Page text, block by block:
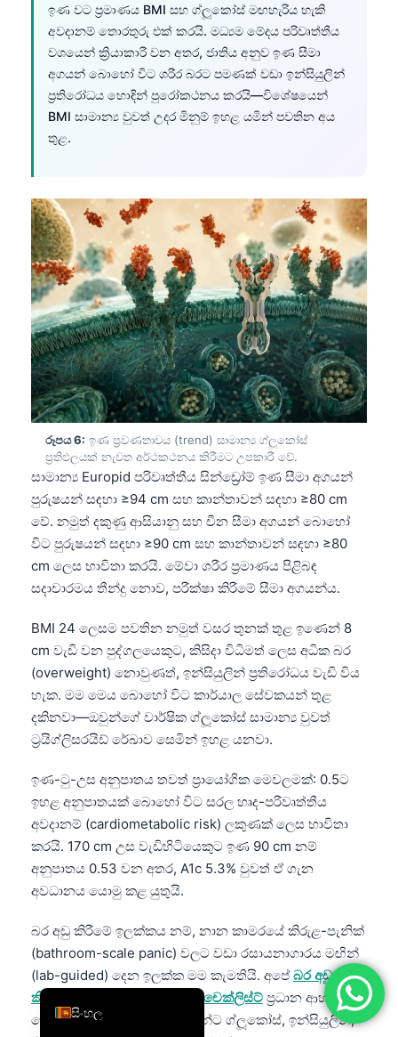
ඉණ වට ප්‍රමාණය BMI සහ ග්ලූකෝස් මඟහැරිය හැකි
අවදානම් තොරතුරු එක් කරයි. මධ්‍යම මේදය පරිවෘත්තීය
වශයෙන් ක්‍රියාකාරී වන අතර, ජාතිය අනුව ඉණ සීමා
අගයන් බොහෝ විට ශරීර බරට පමණක් වඩා ඉන්සියුලින්
ප්‍රතිරෝධය හොඳින් පුරෝකථනය කරයි—විශේෂයෙන්
BMI සාමාන්‍ය වුවත් උදර මිනුම් ඉහළ යමින් පවතින අය
තුළ.
රූපය 6: ඉණ ප්‍රවණතාවය (trend) සාමාන්‍ය ග්ලූකෝස්
ප්‍රතිඵලයක් නැවත අර්ථකථනය කිරීමට උපකාරී වේ.
සාමාන්‍ය Europid පරිවෘත්තීය සින්ඩ්‍රෝම් ඉණ සීමා අගයන්
පුරුෂයන් සඳහා ≥94 cm සහ කාන්තාවන් සඳහා ≥80 cm
වේ. නමුත් දකුණු ආසියානු සහ චීන සීමා අගයන් බොහෝ
විට පුරුෂයන් සඳහා ≥90 cm සහ කාන්තාවන් සඳහා ≥80
cm ලෙස භාවිතා කරයි. මේවා ශරීර ප්‍රමාණය පිළිබඳ
සදාචාරමය තීන්දු නොව, පරීක්ෂා කිරීමේ සීමා අගයන්ය.
BMI 24 ලෙසම පවතින නමුත් වසර තුනක් තුළ ඉණෙන් 8
cm වැඩි වන පුද්ගලයෙකුට, කිසිදා විධිමත් ලෙස අධික බර
(overweight) නොවුණත්, ඉන්සියුලින් ප්‍රතිරෝධය වැඩි විය
හැක. මම මෙය බොහෝ විට කාර්යාල සේවකයන් තුළ
දකිනවා—ඔවුන්ගේ වාර්ෂික ග්ලූකෝස් සාමාන්‍ය වුවත්
ට්‍රයිග්ලිසරයිඩ් රේඛාව සෙමින් ඉහළ යනවා.
ඉණ-ටු-උස අනුපාතය තවත් ප්‍රායෝගික මෙවලමක්: 0.5ට
ඉහළ අනුපාතයක් බොහෝ විට සරල හෘද-පරිවෘත්තීය
අවදානම් (cardiometabolic risk) ලකුණක් ලෙස භාවිතා
කරයි. 170 cm උස වැඩිහිටියෙකුට ඉණ 90 cm නම්
අනුපාතය 0.53 වන අතර, A1c 5.3% වුවත් ඒ ගැන
අවධානය යොමු කළ යුතුයි.
බර අඩු කිරීමේ ඉලක්කය නම්, නාන කාමරයේ කිරුළ-පැනික්
(bathroom-scale panic) වලට වඩා රසායනාගාරය මඟින්
(lab-guided) දෙන ඉලක්ක මම කැමතියි. අපේ බර අඩු
කිරීමේ රසායනාගාර පරීක්ෂණ චෙක්ලිස්ට් ප්‍රධාන ආහාර
වෙනස්කම් කිරීමට පෙර රෝගීන්ට ග්ලූකෝස්, ඉන්සියුලින්,
සිංහල
English
Deutsch
العربية
Français
עִבְרִית
Italiano
Español
Português
Ελληνικά
Türkçe
Română
简体中文
فارسی
Български
Dansk
Nederlands
हिन्दी
Bahasa Indonesia
Հայերեն
Íslenska
Српски језик
Svenska
Bosanski
Azərbaycan dili
Eesti
日本語
Čeština
Polski
한국어
Slovenščina
Magyar